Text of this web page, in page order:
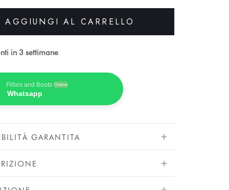
AGGIUNGI AL CARRELLO
in 3 settimane
Fillies and Boots Online
Whatsapp
GARANTITA